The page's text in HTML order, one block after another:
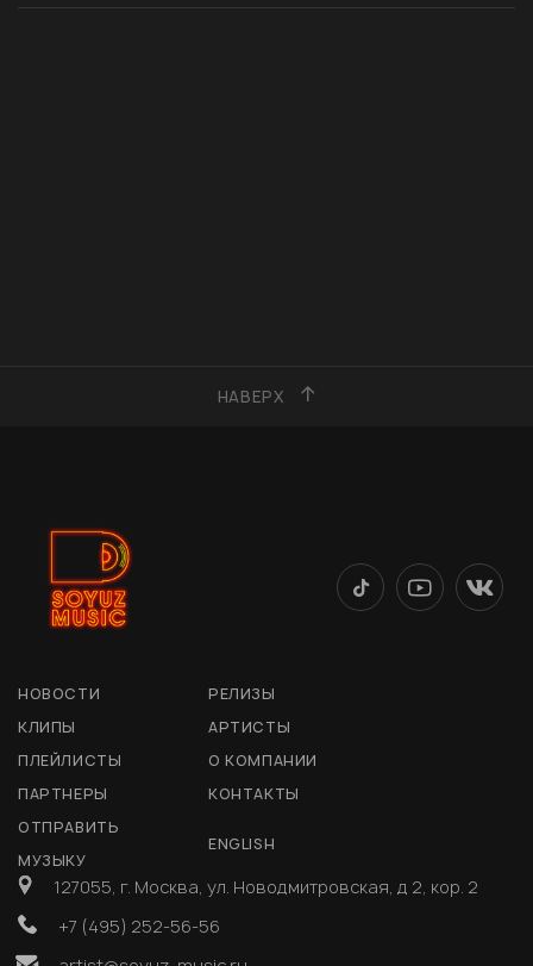
НАВЕРХ
НОВОСТИ
РЕЛИЗЫ
КЛИПЫ
АРТИСТЫ
ПЛЕЙЛИСТЫ
О КОМПАНИИ
ПАРТНЕРЫ
КОНТАКТЫ
ОТПРАВИТЬ
МУЗЫКУ
ENGLISH
127055, г. Москва, ул. Новодмитровская, д 2, кор. 2
+7 (495) 252-56-56